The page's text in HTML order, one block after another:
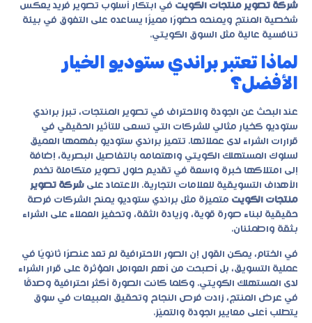
شركة تصوير منتجات الكويت في ابتكار أسلوب تصوير فريد يعكس
شخصية المنتج ويمنحه حضورًا مميزًا يساعده على التفوق في بيئة
تنافسية عالية مثل السوق الكويتي.
لماذا تعتبر براندي ستوديو الخيار
الأفضل؟
عند البحث عن الجودة والاحتراف في تصوير المنتجات، تبرز براندي
ستوديو كخيار مثالي للشركات التي تسعى للتأثير الحقيقي في
قرارات الشراء لدى عملائها. تتميز براندي ستوديو بفهمها العميق
لسلوك المستهلك الكويتي واهتمامه بالتفاصيل البصرية، إضافة
إلى امتلاكها خبرة واسعة في تقديم حلول تصوير متكاملة تخدم
الأهداف التسويقية للعلامات التجارية. الاعتماد على شركة تصوير
منتجات الكويت متميزة مثل براندي ستوديو يمنح الشركات فرصة
حقيقية لبناء صورة قوية، وزيادة الثقة، وتحفيز العملاء على الشراء
بثقة واطمئنان.
في الختام، يمكن القول إن الصور الاحترافية لم تعد عنصرًا ثانويًا في
عملية التسويق، بل أصبحت من أهم العوامل المؤثرة على قرار الشراء
لدى المستهلك الكويتي. وكلما كانت الصورة أكثر احترافية وصدقًا
في عرض المنتج، زادت فرص النجاح وتحقيق المبيعات في سوق
يتطلب أعلى معايير الجودة والتميّز.